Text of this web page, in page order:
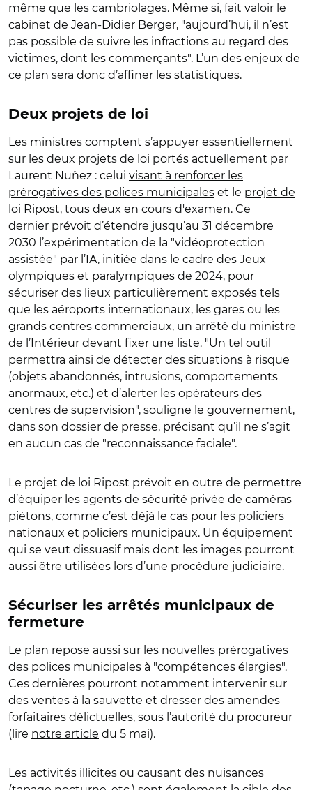
même que les cambriolages. Même si, fait valoir le
cabinet de Jean-Didier Berger, "aujourd’hui, il n’est
pas possible de suivre les infractions au regard des
victimes, dont les commerçants". L’un des enjeux de
ce plan sera donc d’affiner les statistiques.
Deux projets de loi
Les ministres comptent s’appuyer essentiellement
sur les deux projets de loi portés actuellement par
Laurent Nuñez : celui visant à renforcer les
prérogatives des polices municipales et le projet de
loi Ripost, tous deux en cours d'examen. Ce
dernier prévoit d’étendre jusqu’au 31 décembre
2030 l’expérimentation de la "vidéoprotection
assistée" par l’IA, initiée dans le cadre des Jeux
olympiques et paralympiques de 2024, pour
sécuriser des lieux particulièrement exposés tels
que les aéroports internationaux, les gares ou les
grands centres commerciaux, un arrêté du ministre
de l’Intérieur devant fixer une liste. "Un tel outil
permettra ainsi de détecter des situations à risque
(objets abandonnés, intrusions, comportements
anormaux, etc.) et d’alerter les opérateurs des
centres de supervision", souligne le gouvernement,
dans son dossier de presse, précisant qu’il ne s’agit
en aucun cas de "reconnaissance faciale".
Le projet de loi Ripost prévoit en outre de permettre
d’équiper les agents de sécurité privée de caméras
piétons, comme c’est déjà le cas pour les policiers
nationaux et policiers municipaux. Un équipement
qui se veut dissuasif mais dont les images pourront
aussi être utilisées lors d’une procédure judiciaire.
Sécuriser les arrêtés municipaux de
fermeture
Le plan repose aussi sur les nouvelles prérogatives
des polices municipales à "compétences élargies".
Ces dernières pourront notamment intervenir sur
des ventes à la sauvette et dresser des amendes
forfaitaires délictuelles, sous l’autorité du procureur
(lire notre article du 5 mai).
Les activités illicites ou causant des nuisances